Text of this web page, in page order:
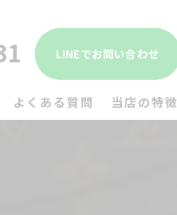
LINEでお問い合わせ
よくある質問 当店の特徴